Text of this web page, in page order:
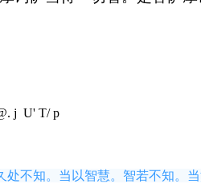
j U' T/ p
不知。当以智慧。智若不知。